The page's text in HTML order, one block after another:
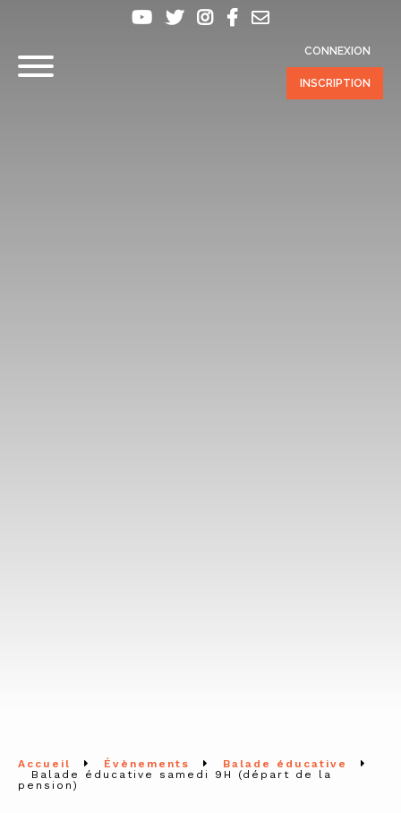
CONNEXION
INSCRIPTION
Accueil Évènements
Balade éducative
Balade éducative samedi 9H (départ de la
pension)